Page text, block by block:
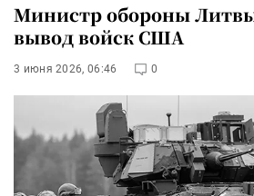
Министр обороны
вывод войск США
3 июня 2026, 06:46 0